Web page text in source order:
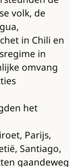
volk, de
in Chili en
in
omvang
het
Parijs,
Santiago,
gaandeweg